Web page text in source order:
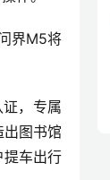
界M5将
，专属
图书馆
车出行